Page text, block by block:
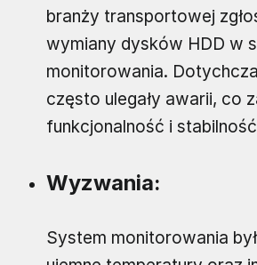
branży transportowej
wymiany dysków HDD w
monitorowania.
często ulegały awarii, co
funkcjonalność i
Wyzwania:
System monitorowania